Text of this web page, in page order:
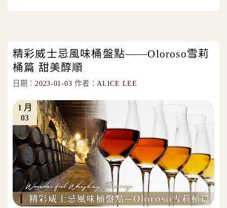
精彩威士忌風味桶盤點——Oloroso雪莉
桶篇 甜美醇順
日期： 2023-01-03 作者： ALICE LEE
03
1 月